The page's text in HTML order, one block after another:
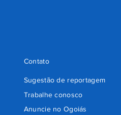
Sugestão de reportagem
Trabalhe conosco
Anuncie no Ogoiás
Contato